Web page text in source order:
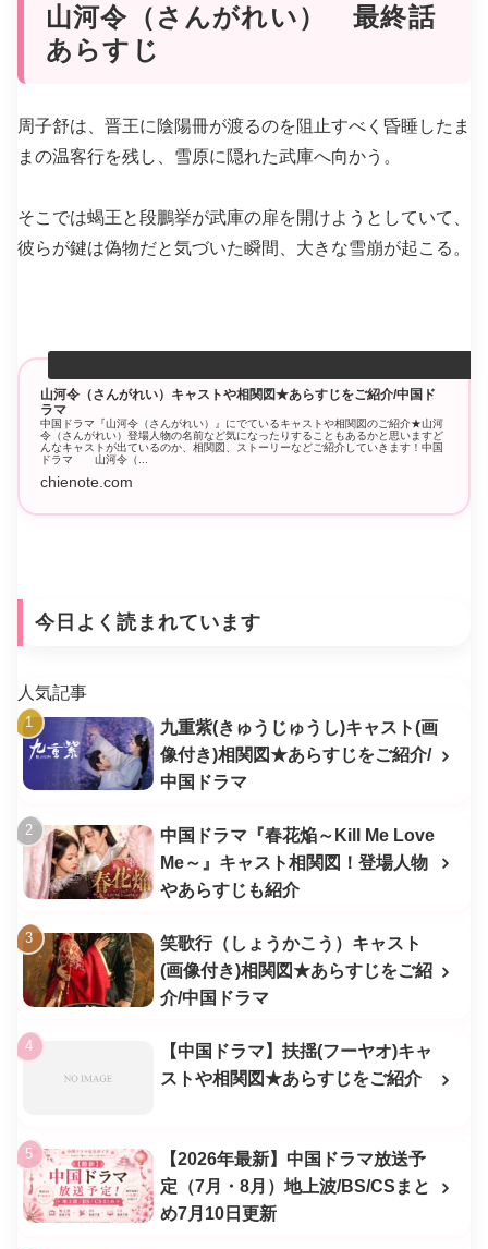
山河令（さんがれい） 最終話
あらすじ
周子舒は、晋王に陰陽冊が渡るのを阻止すべく昏睡したま
まの温客行を残し、雪原に隠れた武庫へ向かう。
そこでは蝎王と段鵬挙が武庫の扉を開けようとしていて、
彼らが鍵は偽物だと気づいた瞬間、大きな雪崩が起こる。
山河令（さんがれい）キャストや相関図★あらすじをご紹介/中国ド
ラマ
中国ドラマ『山河令（さんがれい）』にでているキャストや相関図のご紹介★山河
令（さんがれい）登場人物の名前など気になったりすることもあるかと思いますど
んなキャストが出ているのか、相関図、ストーリーなどご紹介していきます！中国
ドラマ 山河令（...
chienote.com
今日よく読まれています
人気記事
九重紫(きゅうじゅうし)キャスト(画
像付き)相関図★あらすじをご紹介/
中国ドラマ
中国ドラマ『春花焔～Kill Me Love
Me～』キャスト相関図！登場人物
やあらすじも紹介
笑歌行（しょうかこう）キャスト
(画像付き)相関図★あらすじをご紹
介/中国ドラマ
【中国ドラマ】扶揺(フーヤオ)キャ
ストや相関図★あらすじをご紹介
【2026年最新】中国ドラマ放送予
定（7月・8月）地上波/BS/CSまと
め7月10日更新